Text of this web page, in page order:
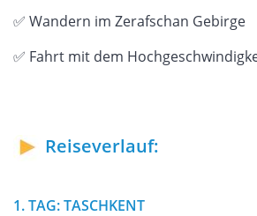
✅ Wandern im Zerafschan Gebirge
✅ Fahrt mit dem
Reiseverlauf:
1. TAG: TASCHKENT